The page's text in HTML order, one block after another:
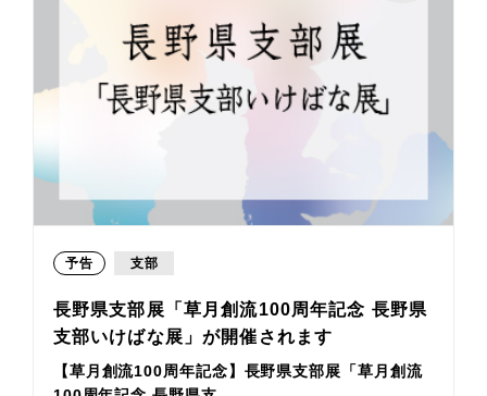
予告 支部
長野県支部展「草月創流100周年記念 長野県
支部いけばな展」が開催されます
【草月創流100周年記念】長野県支部展「草月創流